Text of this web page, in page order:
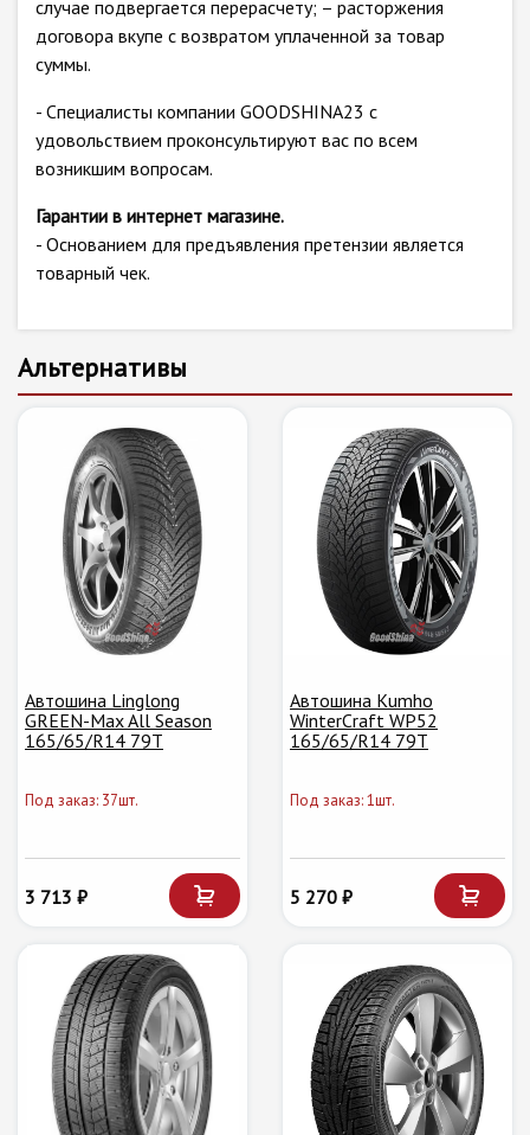
случае подвергается перерасчету; – расторжения
договора вкупе с возвратом уплаченной за товар
суммы.
- Специалисты компании GOODSHINA23 с
удовольствием проконсультируют вас по всем
возникшим вопросам.
Гарантии в интернет магазине.
- Основанием для предъявления претензии является
товарный чек.
Альтернативы
Автошина Linglong
GREEN-Max All Season
165/65/R14 79T
Под заказ: 37шт.
3 713 ₽
Автошина Kumho
WinterCraft WP52
165/65/R14 79T
Под заказ: 1шт.
5 270 ₽